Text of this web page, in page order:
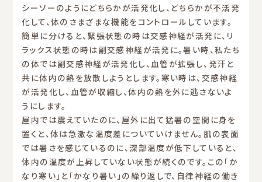
シーソーのようにどちらかが活発化し、どちらかが不活発
化して、体のさまざまな機能をコントロールしています。
簡単に分けると、緊張状態の時は交感神経が活発に、リ
ラックス状態の時は副交感神経が活発に。暑い時、私たち
の体では副交感神経が活発化し、血管が拡張し、発汗と
共に体内の熱を放散しようとします。寒い時は、交感神経
が活発化し、血管が収縮し、体内の熱を外に逃さないよ
うにします。
屋内では震えていたのに、屋外に出て猛暑の空間に身を
置くと、体は急激な温度差についていけません。肌の表面
では暑さを感じているのに、深部温度が低下していると、
体内の温度が上昇していない状態が続くのです。この「か
なり寒い」と「かなり暑い」の繰り返しで、自律神経の働き